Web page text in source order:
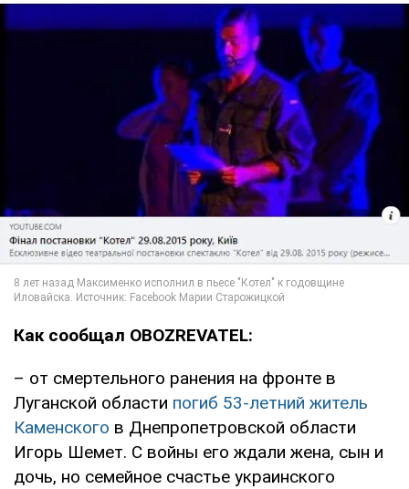
Как сообщал OBOZREVATEL:
– от смертельного ранения на фронте в
Луганской области погиб 53-летний житель
Каменского в Днепропетровской области
Игорь Шемет. С войны его ждали жена, сын и
дочь, но семейное счастье украинского